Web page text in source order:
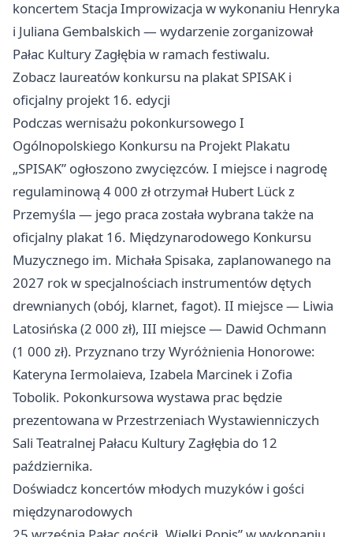
koncertem Stacja Improwizacja w wykonaniu Henryka
i Juliana Gembalskich — wydarzenie zorganizował
Pałac Kultury Zagłębia w ramach festiwalu.
Zobacz laureatów konkursu na plakat SPISAK i
oficjalny projekt 16. edycji
Podczas wernisażu pokonkursowego I
Ogólnopolskiego Konkursu na Projekt Plakatu
„SPISAK” ogłoszono zwycięzców. I miejsce i nagrodę
regulaminową 4 000 zł otrzymał Hubert Lück z
Przemyśla — jego praca została wybrana także na
oficjalny plakat 16. Międzynarodowego Konkursu
Muzycznego im. Michała Spisaka, zaplanowanego na
2027 rok w specjalnościach instrumentów dętych
drewnianych (obój, klarnet, fagot). II miejsce — Liwia
Latosińska (2 000 zł), III miejsce — Dawid Ochmann
(1 000 zł). Przyznano trzy Wyróżnienia Honorowe:
Kateryna Iermolaieva, Izabela Marcinek i Zofia
Tobolik. Pokonkursowa wystawa prac będzie
prezentowana w Przestrzeniach Wystawienniczych
Sali Teatralnej Pałacu Kultury Zagłębia do 12
października.
Doświadcz koncertów młodych muzyków i gości
międzynarodowych